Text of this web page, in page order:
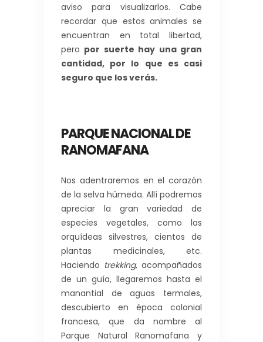
aviso para visualizarlos. Cabe
recordar que estos animales se
encuentran en total libertad,
pero por suerte hay una gran
cantidad, por lo que es casi
seguro que los verás.
PARQUE NACIONAL DE
RANOMAFANA
Nos adentraremos en el corazón
de la selva húmeda. Allí podremos
apreciar la gran variedad de
especies vegetales, como las
orquídeas silvestres, cientos de
plantas medicinales, etc.
Haciendo trekking, acompañados
de un guía, llegaremos hasta el
manantial de aguas termales,
descubierto en época colonial
francesa, que da nombre al
Parque Natural Ranomafana y